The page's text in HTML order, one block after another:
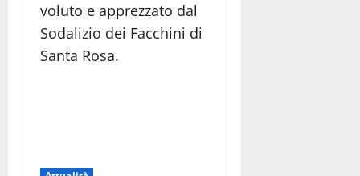
voluto e apprezzato dal
Sodalizio dei Facchini di
Santa Rosa.